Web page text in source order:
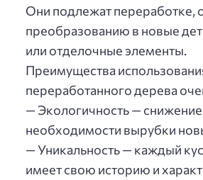
Они подлежат переработке,
преобразованию в новые
или отделочные элементы.
Преимущества
переработанного дерева
— Экологичность — снижение
необходимости вырубки
— Уникальность — каждый
имеет свою историю и